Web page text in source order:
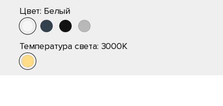
Цвет: Белый
Температура света: 3000K